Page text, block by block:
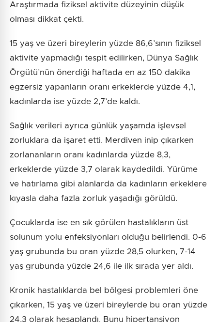
Araştırmada fiziksel aktivite düzeyinin düşük
olması dikkat çekti.
15 yaş ve üzeri bireylerin yüzde 86,6’sının fiziksel
aktivite yapmadığı tespit edilirken, Dünya Sağlık
Örgütü’nün önerdiği haftada en az 150 dakika
egzersiz yapanların oranı erkeklerde yüzde 4,1,
kadınlarda ise yüzde 2,7’de kaldı.
Sağlık verileri ayrıca günlük yaşamda işlevsel
zorluklara da işaret etti. Merdiven inip çıkarken
zorlananların oranı kadınlarda yüzde 8,3,
erkeklerde yüzde 3,7 olarak kaydedildi. Yürüme
ve hatırlama gibi alanlarda da kadınların erkeklere
kıyasla daha fazla zorluk yaşadığı görüldü.
Çocuklarda ise en sık görülen hastalıkların üst
solunum yolu enfeksiyonları olduğu belirlendi. 0-6
yaş grubunda bu oran yüzde 28,5 olurken, 7-14
yaş grubunda yüzde 24,6 ile ilk sırada yer aldı.
Kronik hastalıklarda bel bölgesi problemleri öne
çıkarken, 15 yaş ve üzeri bireylerde bu oran yüzde
24,3 olarak hesaplandı. Bunu hipertansiyon